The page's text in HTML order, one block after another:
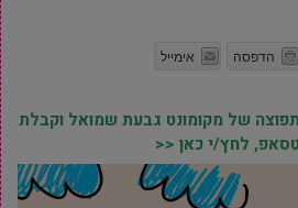
הדפסה אימייל
של מקומונט גבעת שמואל וקבלת
לחץ/י כאן <<